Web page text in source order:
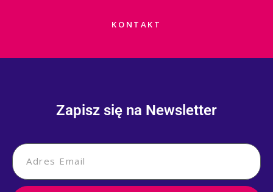
KONTAKT
Zapisz się na Newsletter